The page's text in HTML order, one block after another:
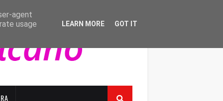
agent
usage
LEARN MORE GOT IT